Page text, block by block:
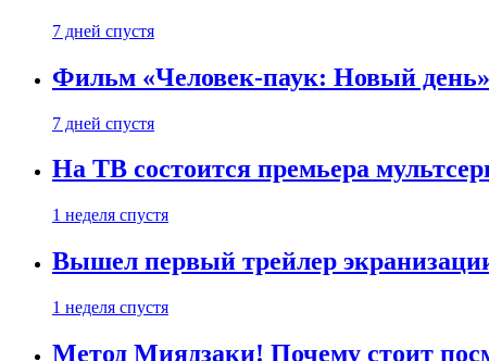
7 дней спустя
Фильм «Человек-паук: Новый день»
7 дней спустя
На ТВ состоится премьера
1 неделя спустя
Вышел первый трейлер
1 неделя спустя
Метод Миядзаки! Почему стоит